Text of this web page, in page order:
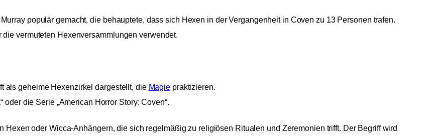
populär gemacht, die behauptete, dass sich Hexen in der Vergangenheit in Coven zu 13 Personen trafen.
die vermuteten Hexenversammlungen verwendet.
als geheime Hexenzirkel dargestellt, die Magie praktizieren.
oder die Serie „American Horror Story: Coven“.
oder Wicca-Anhängern, die sich regelmäßig zu religiösen Ritualen und Zeremonien trifft. Der Begriff wird